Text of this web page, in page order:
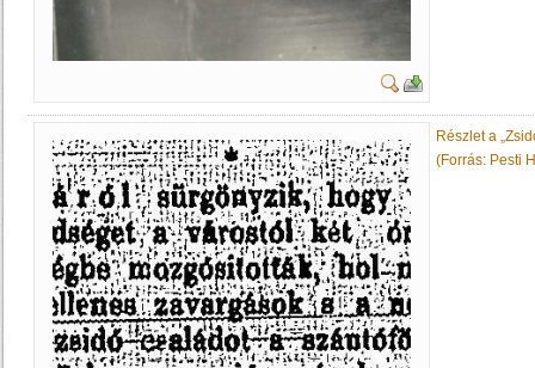
Részlet a
(Forrás: Pesti